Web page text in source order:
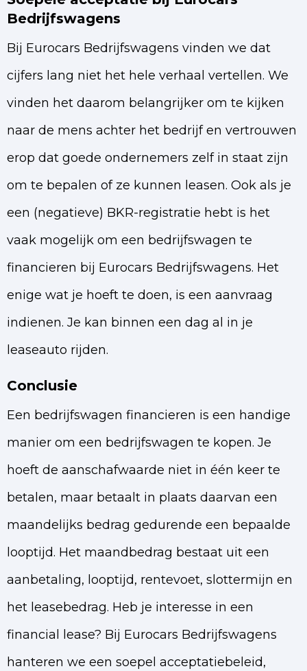
Bedrijfswagens
Bij Eurocars Bedrijfswagens vinden we dat
cijfers lang niet het hele verhaal vertellen. We
vinden het daarom belangrijker om te kijken
naar de mens achter het bedrijf en vertrouwen
erop dat goede ondernemers zelf in staat zijn
om te bepalen of ze kunnen leasen. Ook als je
een (negatieve) BKR-registratie hebt is het
vaak mogelijk om een bedrijfswagen te
financieren bij Eurocars Bedrijfswagens. Het
enige wat je hoeft te doen, is een aanvraag
indienen. Je kan binnen een dag al in je
leaseauto rijden.
Conclusie
Een bedrijfswagen financieren is een handige
manier om een bedrijfswagen te kopen. Je
hoeft de aanschafwaarde niet in één keer te
betalen, maar betaalt in plaats daarvan een
maandelijks bedrag gedurende een bepaalde
looptijd. Het maandbedrag bestaat uit een
aanbetaling, looptijd, rentevoet, slottermijn en
het leasebedrag. Heb je interesse in een
financial lease? Bij Eurocars Bedrijfswagens
hanteren we een soepel acceptatiebeleid,